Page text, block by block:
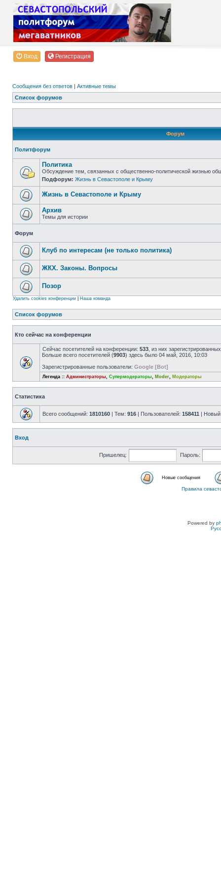
Вход Регистрация
Сообщения без ответов | Активные темы
Список форумов
Форум
Политфорум
Политика
Обсуждение тем, связанных с общественно-политической жизнью
Подфорум: Жизнь в Севастополе и Крыму
Жизнь в Севастополе и Крыму
Архив
Темы для истории
Форум
Клуб по интересам (не только политика)
ЖКХ. Законы. Вопросы
Позор
Удалить cookies конференции Наша команда
Список форумов
Кто сейчас на конференции
Сейчас посетителей на конференции: 533 , из них
Больше всего посетителей (9903) здесь было 04 май, 2016, 10:03
Зарегистрированные пользователи: Google [Bot]
Легенда :: Администраторы, Супермодераторы, Moder, Модераторы
Статистика
Всего сообщений: 1810160 | Тем: 916 | Пользователей: 158411 | Новый
Вход
Пришелец: Пароль:
Новые сообщения
Правила
Powered by